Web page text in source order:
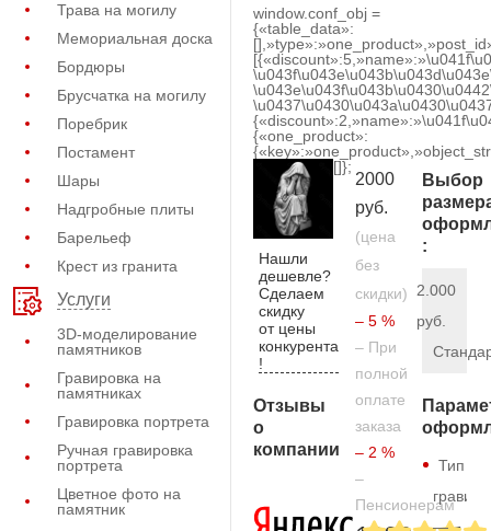
Трава на могилу
Мемориальная доска
Бордюры
Брусчатка на могилу
Поребрик
Постамент
Шары
Надгробные плиты
Барельеф
Крест из гранита
Услуги
3D-моделирование
памятников
Гравировка на
памятниках
Гравировка портрета
Ручная гравировка
портрета
Цветное фото на
памятник
window.conf_obj =
{«table_data»:
{«one_product»:
[]};
Нашли
дешевле?
Сделаем
скидку
от цены
конкурента
!
Отзывы
о
компании
2000
руб.
(цена
без
скидки)
– 5 %
– При
полной
оплате
заказа
– 2 %
–
Пенсионерам
Выбор
:
2.000
руб.
Тип
—